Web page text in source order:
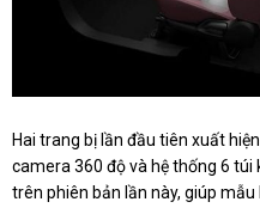
Hai trang bị lần đầu tiên xuất
camera 360 độ và hệ thống 6
trên phiên bản lần này, giúp